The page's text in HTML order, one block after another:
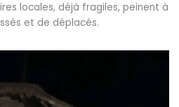
locales, déjà fragiles, peinent à
et de déplacés.